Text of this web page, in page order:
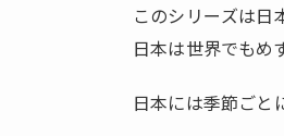
このシリーズは日
日本は世界でもめ
日本には季節ごと